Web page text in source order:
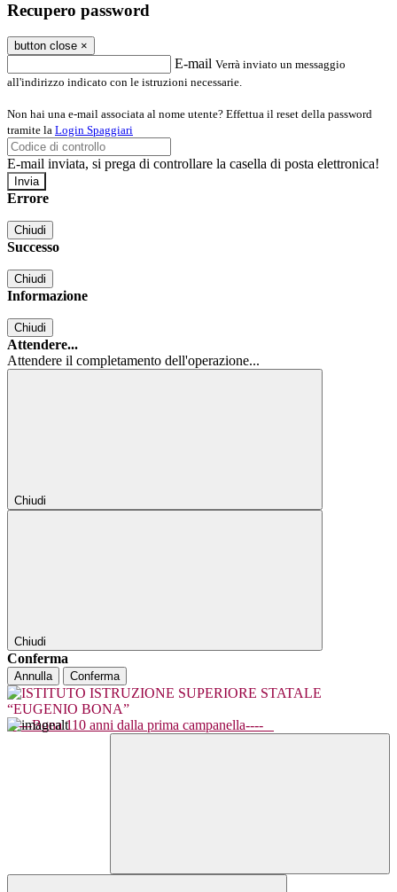
Recupero password
button close ×
E-mail Verrà inviato un messaggio
all'indirizzo indicato con le istruzioni necessarie.
Non hai una e-mail associata al nome utente? Effettua il reset della password
tramite la Login Spaggiari
E-mail inviata, si prega di controllare la casella di posta elettronica!
Errore
Chiudi
Successo
Chiudi
Informazione
Chiudi
Attendere...
Attendere il completamento dell'operazione...
Chiudi
Chiudi
Conferma
Annulla Conferma
----Bona 110 anni dalla prima campanella----